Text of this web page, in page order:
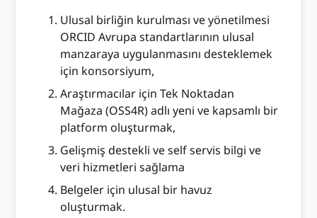
Ulusal birliğin kurulması ve yönetilmesi
ORCID Avrupa standartlarının ulusal
manzaraya uygulanmasını desteklemek
için konsorsiyum,
Araştırmacılar için Tek Noktadan
Mağaza (OSS4R) adlı yeni ve kapsamlı bir
platform oluşturmak,
Gelişmiş destekli ve self servis bilgi ve
veri hizmetleri sağlama
Belgeler için ulusal bir havuz
oluşturmak.